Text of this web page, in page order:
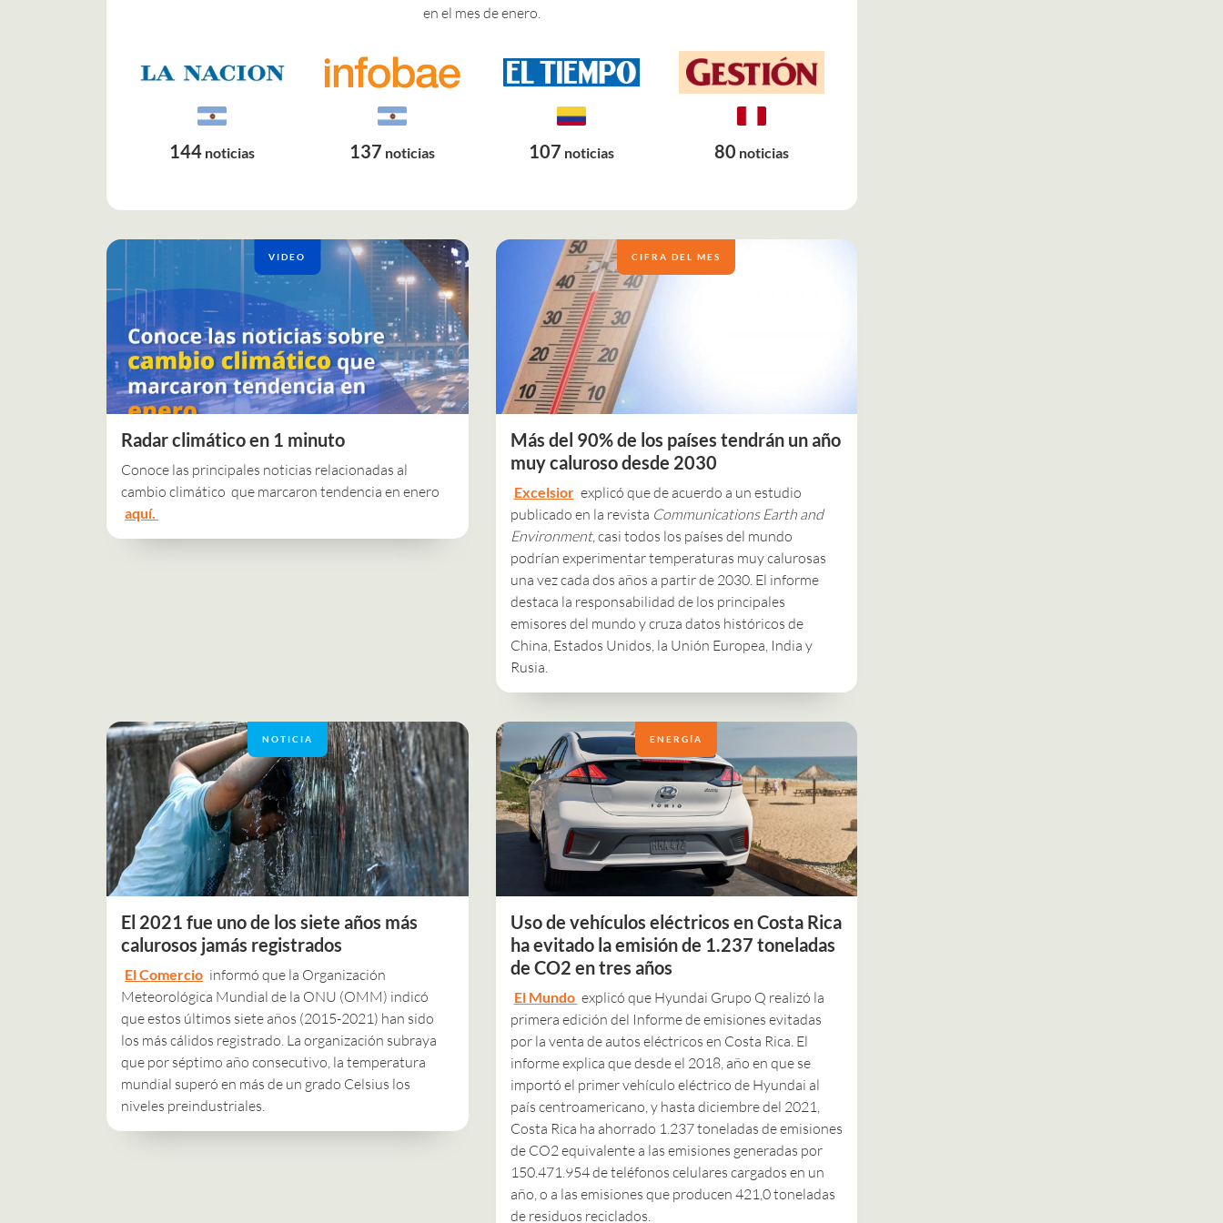
en el mes de enero.
144noticias 137 noticias 107 noticias 80 noticias
VIDEO
Radar climático en 1 minuto
Conoce las principales noticias relacionadas al
cambio climático que marcaron tendencia en enero
aquí.
CIFRA DEL MES
Más del 90% de los países tendrán un año
muy caluroso desde 2030
Excelsior explicó que de acuerdo a un estudio
publicado en la revista Communications Earth and
Environment, casi todos los países del mundo
podrían experimentar temperaturas muy calurosas
una vez cada dos años a partir de 2030. El informe
destaca la responsabilidad de los principales
emisores del mundo y cruza datos históricos de
China, Estados Unidos, la Unión Europea, India y
Rusia.
NOTICIA
El 2021 fue uno de los siete años más
calurosos jamás registrados
El Comercio informó que la Organización
Meteorológica Mundial de la ONU (OMM) indicó
que estos últimos siete años (2015-2021) han sido
los más cálidos registrado. La organización subraya
que por séptimo año consecutivo, la temperatura
mundial superó en más de un grado Celsius los
niveles preindustriales.
ENERGÍA
Uso de vehículos eléctricos en Costa Rica
ha evitado la emisión de 1.237 toneladas
de CO2 en tres años
El Mundo explicó que Hyundai Grupo Q realizó la
primera edición del Informe de emisiones evitadas
por la venta de autos eléctricos en Costa Rica. El
informe explica que desde el 2018, año en que se
importó el primer vehículo eléctrico de Hyundai al
país centroamericano, y hasta diciembre del 2021,
Costa Rica ha ahorrado 1.237 toneladas de emisiones
de CO2 equivalente a las emisiones generadas por
150.471.954 de teléfonos celulares cargados en un
año, o a las emisiones que producen 421,0 toneladas
de residuos reciclados.